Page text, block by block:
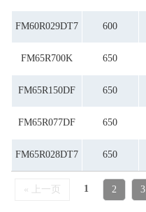
FM60R029DT7 600
FM65R700K 650
FM65R150DF 650
FM65R077DF 650
FM65R028DT7 650
« 上一页 1 2 3